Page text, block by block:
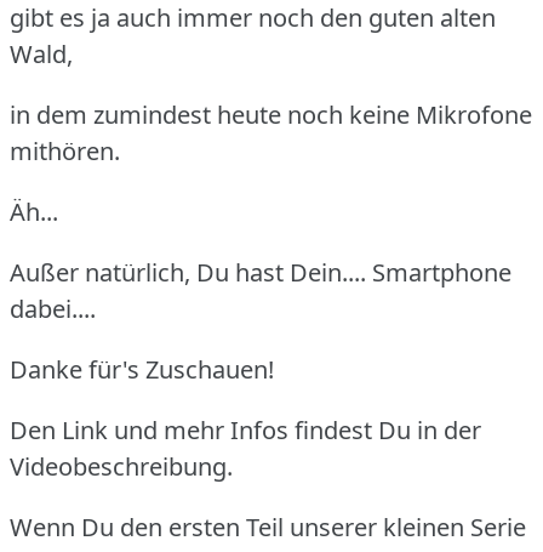
gibt es ja auch immer noch den guten alten
Wald,
in dem zumindest heute noch keine Mikrofone
mithören.
Äh...
Außer natürlich, Du hast Dein.... Smartphone
dabei....
Danke für's Zuschauen!
Den Link und mehr Infos findest Du in der
Videobeschreibung.
Wenn Du den ersten Teil unserer kleinen Serie